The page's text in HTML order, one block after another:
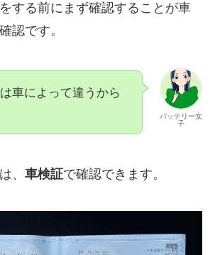
する前にまず確認することが車
認です。
バッテリー女
子
車によって違うから
、 車検証で確認できます。